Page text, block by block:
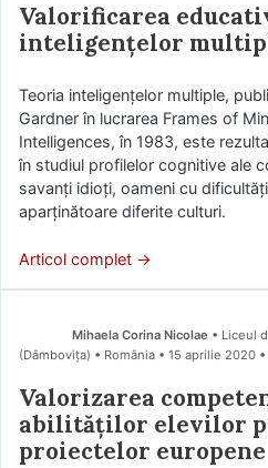
Valorificarea
inteligențelor
Teoria inteligenţelor multiple,
Gardner în lucrarea Frames of
Intelligences, în 1983, este
în studiul profilelor cognitive ale
savanţi idioţi, oameni cu
aparţinătoare diferite culturi.
Articol complet →
Mihaela Corina Nicolae • Liceul
(Dâmboviţa) • România
15 aprilie 2020
Valorizarea
abilităților elevilor
proiectelor europene